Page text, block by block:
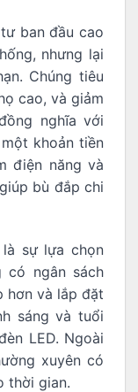
ban đầu cao
nhưng lại
Chúng tiêu
cao, và giảm
nghĩa với
khoản tiền
điện năng và
bù đắp chi
sự lựa chọn
có ngân sách
hơn và lắp đặt
sáng và tuổi
LED. Ngoài
xuyên có
thời gian.